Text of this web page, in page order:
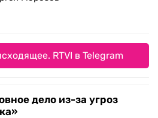
RTVI в Telegram
дело из-за угроз